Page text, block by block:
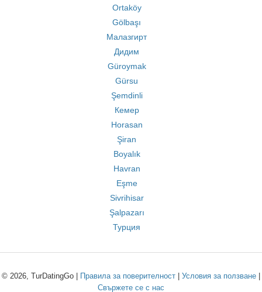
Ortaköy
Gölbaşı
Малазгирт
Дидим
Güroymak
Gürsu
Şemdinli
Кемер
Horasan
Şiran
Boyalık
Havran
Eşme
Sivrihisar
Şalpazarı
Турция
© 2026, TurDatingGo | Правила за поверителност Условия за ползване
Свържете се с нас